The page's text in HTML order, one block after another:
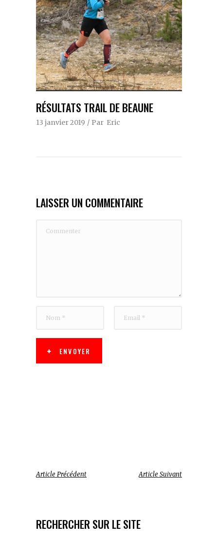
RÉSULTATS TRAIL DE BEAUNE
13 janvier 2019 Par Eric
LAISSER UN COMMENTAIRE
ENVOYER
Article Précédent Article Suivant
RECHERCHER SUR LE SITE